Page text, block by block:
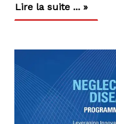
Lire la suite ... »